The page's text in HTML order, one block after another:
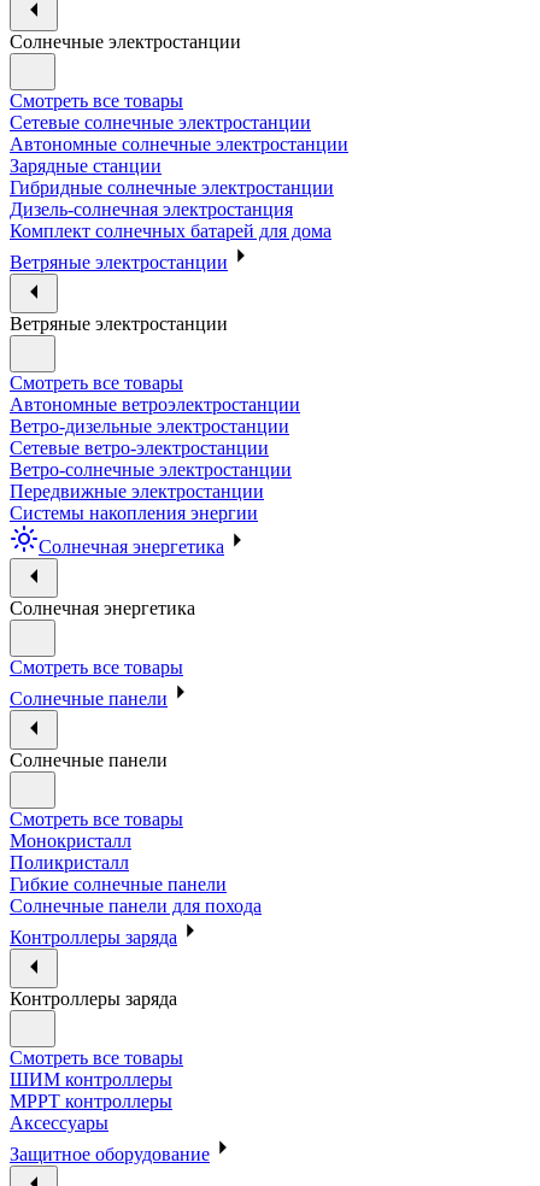
Солнечные электростанции
Смотреть все товары
Сетевые солнечные электростанции
Автономные солнечные электростанции
Зарядные станции
Гибридные солнечные электростанции
Дизель-солнечная электростанция
Комплект солнечных батарей для дома
Ветряные электростанции
Ветряные электростанции
Смотреть все товары
Автономные ветроэлектростанции
Ветро-дизельные электростанции
Сетевые ветро-электростанции
Ветро-солнечные электростанции
Передвижные электростанции
Системы накопления энергии
Солнечная энергетика
Солнечная энергетика
Смотреть все товары
Солнечные панели
Солнечные панели
Смотреть все товары
Монокристалл
Поликристалл
Гибкие солнечные панели
Солнечные панели для похода
Контроллеры заряда
Контроллеры заряда
Смотреть все товары
ШИМ контроллеры
МРРТ контроллеры
Аксессуары
Защитное оборудование